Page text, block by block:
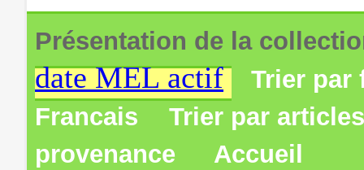
Présentation de la
date MEL actif
Trier par
Francais
Trier par
provenance
Accueil